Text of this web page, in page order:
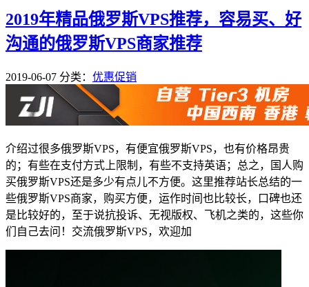
2019年精品俄罗斯VPS推荐，容易买、好
沟通的俄罗斯VPS商家推荐
2019-06-07 分类： 优惠促销
介绍过很多俄罗斯VPS，有便宜俄罗斯VPS，也有价格昂贵
的；有些在支付方式上限制，有些不支持英语；总之，国人购
买俄罗斯VPS还是多少有点儿不方便。这里推荐站长总结的一
些俄罗斯VPS商家，购买方便，运作时间也比较长，口碑也还
是比较好的，至于说抗投诉、无视版权、飞机之类的，这些你
们自己去问！交流俄罗斯VPS，欢迎加